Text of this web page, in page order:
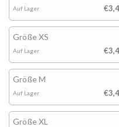
Auf Lager
Größe XS
Auf Lager
Größe M
Auf Lager
Größe XL